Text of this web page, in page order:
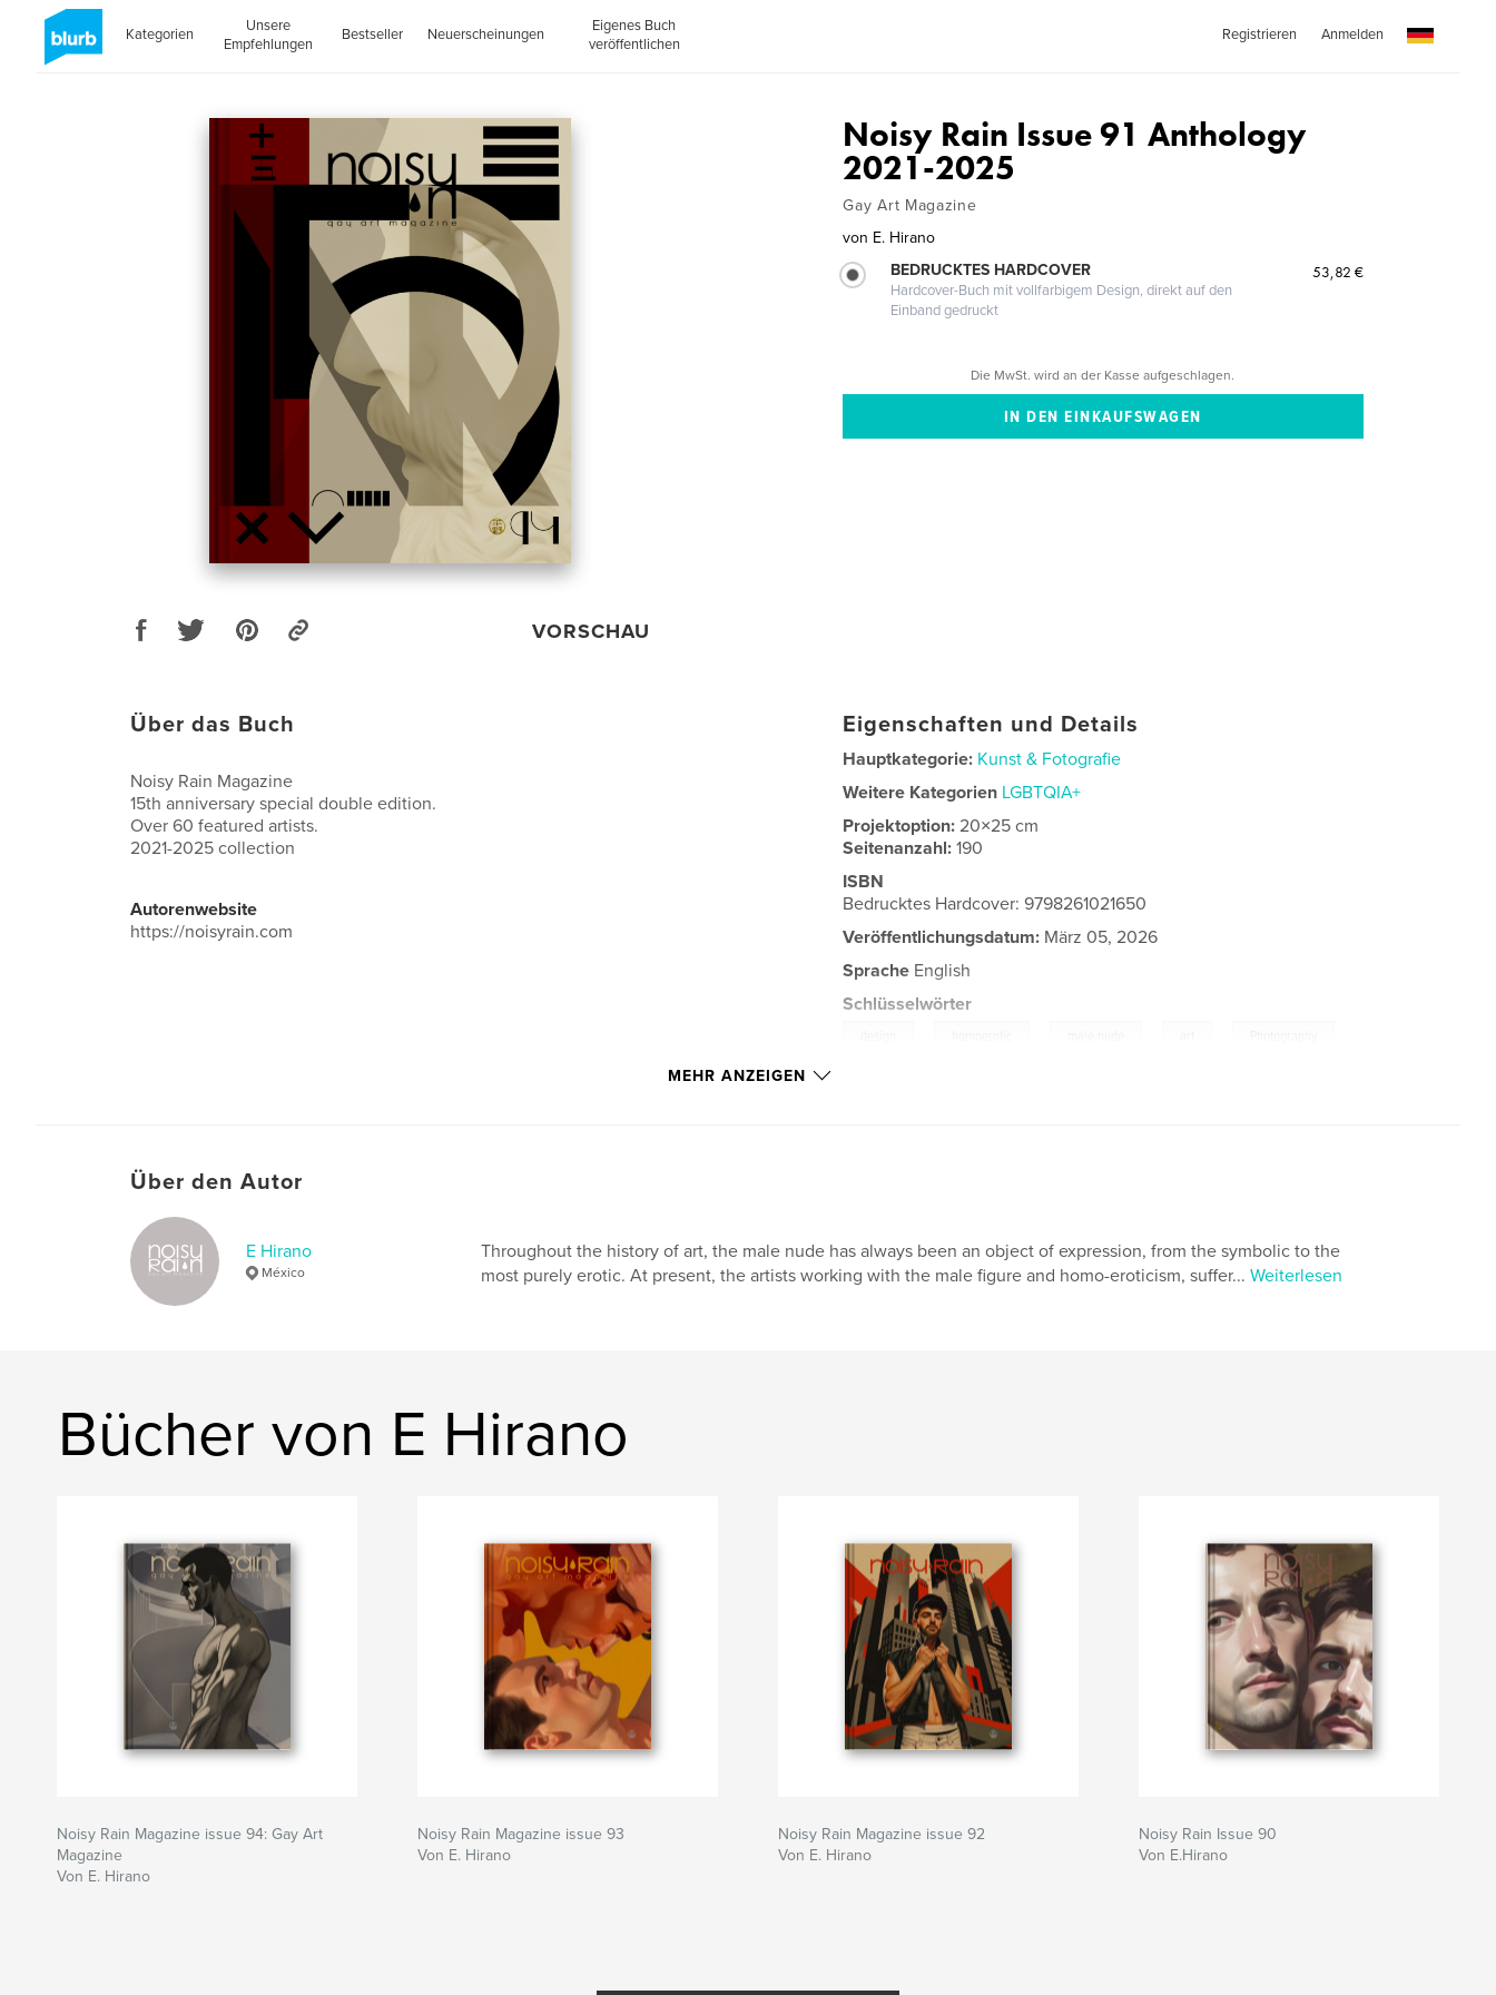
Kategorien
Unsere
Empfehlungen
Bestseller Neuerscheinungen
Eigenes Buch
veröffentlichen
Registrieren Anmelden
VORSCHAU
Noisy Rain Issue 91 Anthology
2021-2025
Gay Art Magazine
von E. Hirano
BEDRUCKTES HARDCOVER
Hardcover-Buch mit vollfarbigem Design, direkt auf den
Einband gedruckt
53,82 €
Die MwSt. wird an der Kasse aufgeschlagen.
Über das Buch
Noisy Rain Magazine
15th anniversary special double edition.
Over 60 featured artists.
2021-2025 collection
Autorenwebsite
https://noisyrain.com
Eigenschaften und Details
Hauptkategorie: Kunst & Fotografie
Weitere Kategorien LGBTQIA+
Projektoption:20×25 cm
Seitenanzahl:190
ISBN
Bedrucktes Hardcover: 9798261021650
Veröffentlichungsdatum: März 05, 2026
Sprache English
Schlüsselwörter
MEHR ANZEIGEN
Über den Autor
E Hirano
México
Throughout the history of art, the male nude has always been an object of expression, from the symbolic to the
most purely erotic. At present, the artists working with the male figure and homo-eroticism, suffer... Weiterlesen
Bücher von E Hirano
Noisy Rain Magazine issue 94: Gay Art
Magazine
Von E. Hirano
Noisy Rain Magazine issue 93
Von E. Hirano
Noisy Rain Magazine issue 92
Von E. Hirano
Noisy Rain Issue 90
Von E.Hirano